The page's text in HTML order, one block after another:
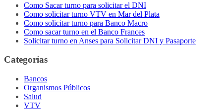
Como Sacar turno para solicitar el DNI
Como solicitar turno VTV en Mar del Plata
Como solicitar turno para Banco Macro
Como sacar turno en el Banco Frances
Solicitar turno en Anses para Solicitar DNI y Pasaporte
Categorías
Bancos
Organismos Públicos
Salud
VTV